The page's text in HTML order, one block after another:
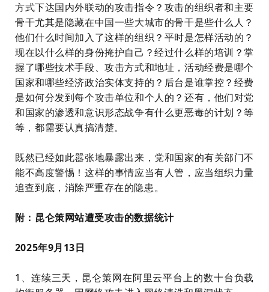
方式下达国内外联动的攻击指令？攻击的组织者和主要
骨干尤其是隐藏在中国一些大城市的骨干是些什么人？
他们什么时间加入了这样的组织？平时是怎样活动的？
现在以什么样的身份掩护自己？经过什么样的培训？掌
握了哪些技术手段、攻击方式和地址，活动经费是哪个
国家和哪些经济政治实体支持的？后台是谁掌控？经费
是如何分发到每个攻击单位和个人的？还有，他们对党
和国家的渗透和意识形态战争有什么更恶毒的计划？等
等，都需要认真搞清楚。
既然已经如此嚣张地暴露出来，党和国家的有关部门不
能不高度警惕！这样的事情应当有人管，应当组织力量
追查到底，消除严重存在的隐患。
附：昆仑策网站遭受攻击的数据统计
2025年9月13日
1、连续三天，昆仑策网在阿里云平台上的数十台负载